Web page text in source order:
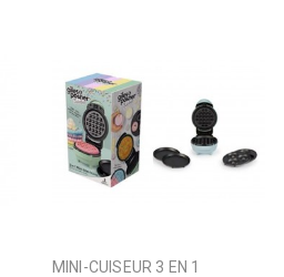
MINI-CUISEUR 3 EN 1